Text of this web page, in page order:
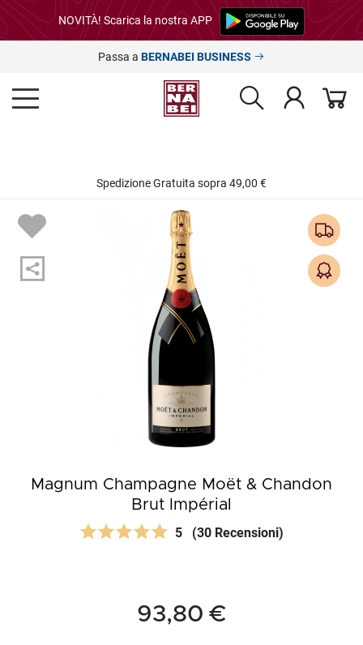
NOVITÀ! Scarica la nostra APP
Passa a BERNABEI BUSINESS
Spedizione Gratuita sopra 49,00 €
Magnum Champagne Moët & Chandon
Brut Impérial
5 (30 Recensioni)
93,80 €